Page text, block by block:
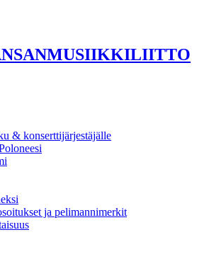
& konserttijärjestäjälle
ja pelimannimerkit